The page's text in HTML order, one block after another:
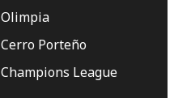
Olimpia
Cerro Porteño
Champions League